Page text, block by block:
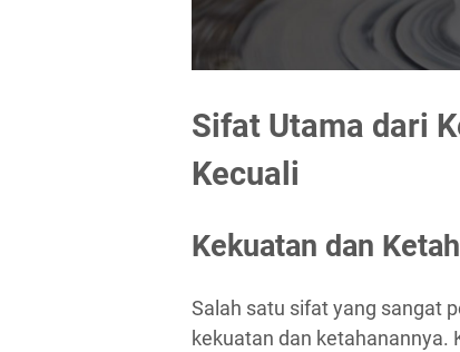
Sifat Utama dari
Kecuali
Kekuatan dan
Salah satu sifat yang sangat
kekuatan dan